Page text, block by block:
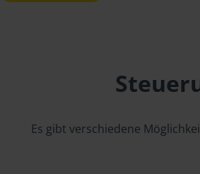
Es gibt verschiedene